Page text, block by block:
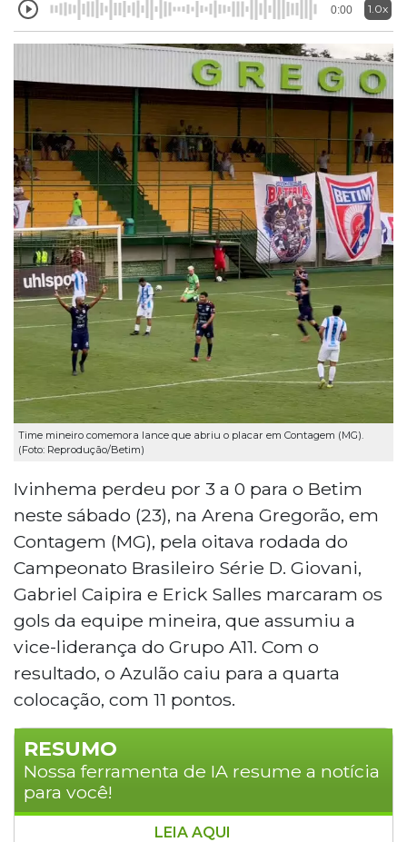
0:00 1.0x
Time mineiro comemora lance que abriu o placar em Contagem (MG).
(Foto: Reprodução/Betim)
Ivinhema perdeu por 3 a 0 para o Betim
neste sábado (23), na Arena Gregorão, em
Contagem (MG), pela oitava rodada do
Campeonato Brasileiro Série D. Giovani,
Gabriel Caipira e Erick Salles marcaram os
gols da equipe mineira, que assumiu a
vice-liderança do Grupo A11. Com o
resultado, o Azulão caiu para a quarta
colocação, com 11 pontos.
RESUMO
Nossa ferramenta de IA resume a notícia
para você!
LEIA AQUI